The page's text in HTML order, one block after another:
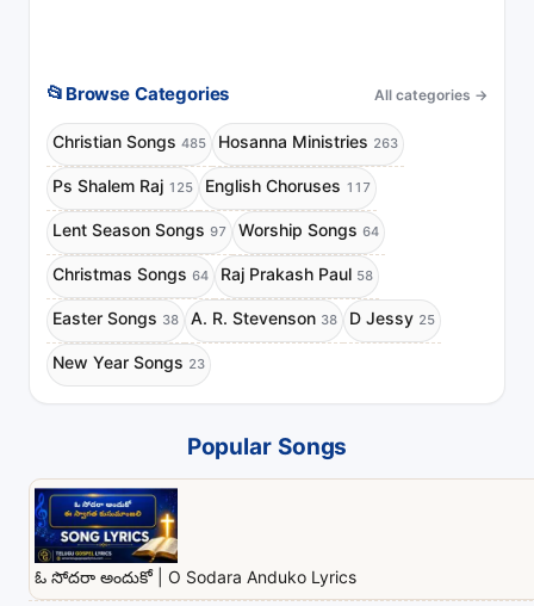
📂 Browse Categories All categories →
Christian Songs 485 Hosanna Ministries 263
Ps Shalem Raj 125 English Choruses 117
Lent Season Songs 97 Worship Songs 64
Christmas Songs 64 Raj Prakash Paul 58
Easter Songs 38 A. R. Stevenson 38 D Jessy 25
New Year Songs 23
Popular Songs
ఓ సోదరా అందుకో | O Sodara Anduko Lyrics